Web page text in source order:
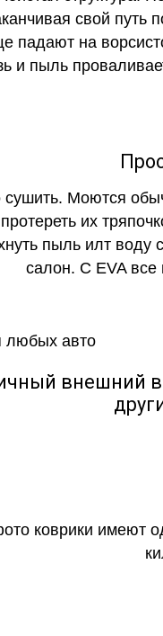
свой
падают на
и пыль
сушить. Моются
их
пыль илт воду
салон. С EVA все
внешний
коврики имеют